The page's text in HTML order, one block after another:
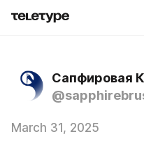
Сапфировая
March 31, 2025